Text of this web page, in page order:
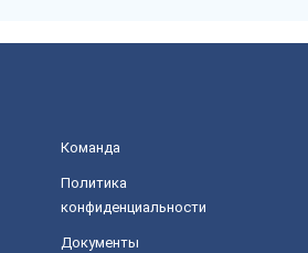
Команда
Политика
конфиденциальности
Документы